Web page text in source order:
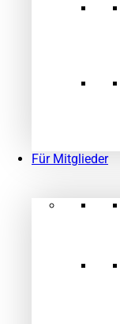
Für Mitglieder